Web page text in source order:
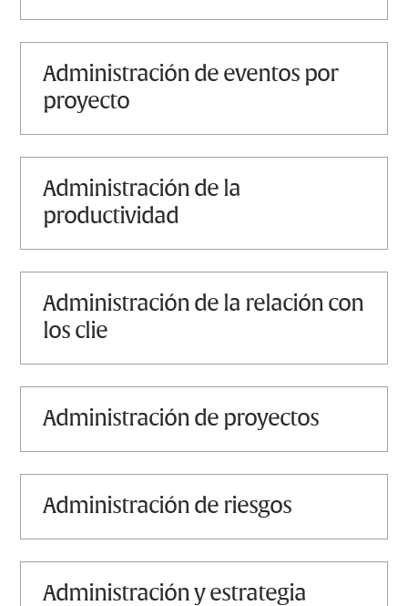
administración de eventos por
proyecto
administración de la
productividad
administración de la relación con
los clie
administración de proyectos
administración de riesgos
administración y estrategia